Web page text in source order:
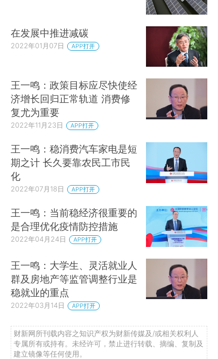
在发展中推进减碳
2022年01月07日 APP打开
王一鸣：政策目标应尽快使经
济增长回归正常轨道 消费修
复尤为重要
2022年11月23日 APP打开
王一鸣：稳消费汽车家电是短
期之计 长久要靠农民工市民
化
2022年07月18日 APP打开
王一鸣：当前稳经济很重要的
是合理优化疫情防控措施
2022年04月24日 APP打开
王一鸣：大学生、灵活就业人
群及房地产等监管调整行业是
稳就业的重点
2022年03月14日 APP打开
财新网所刊载内容之知识产权为财新传媒及/或相关权利人
专属所有或持有。未经许可，禁止进行转载、摘编、复制及
建立镜像等任何使用。